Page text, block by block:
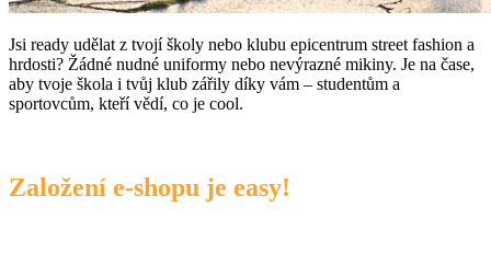
Jsi ready udělat z tvojí školy nebo klubu epicentrum street fashion a
hrdosti? Žádné nudné uniformy nebo nevýrazné mikiny. Je na čase,
aby tvoje škola i tvůj klub zářily díky vám – studentům a
sportovcům, kteří vědí, co je cool.
Založení e-shopu je easy!